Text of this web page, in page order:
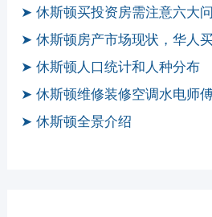
➤ 休斯顿买投资房需注意六大
➤ 休斯顿房产市场现状，华人
➤ 休斯顿人口统计和人种分布
➤ 休斯顿维修装修空调水电师
➤ 休斯顿全景介绍